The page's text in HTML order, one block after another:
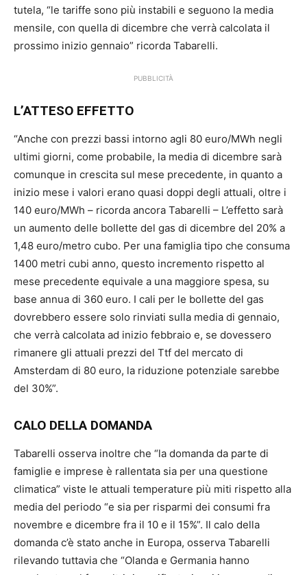
tutela, “le tariffe sono più instabili e seguono la media
mensile, con quella di dicembre che verrà calcolata il
prossimo inizio gennaio” ricorda Tabarelli.
PUBBLICITÀ
L’ATTESO EFFETTO
“Anche con prezzi bassi intorno agli 80 euro/MWh negli
ultimi giorni, come probabile, la media di dicembre sarà
comunque in crescita sul mese precedente, in quanto a
inizio mese i valori erano quasi doppi degli attuali, oltre i
140 euro/MWh – ricorda ancora Tabarelli – L’effetto sarà
un aumento delle bollette del gas di dicembre del 20% a
1,48 euro/metro cubo. Per una famiglia tipo che consuma
1400 metri cubi anno, questo incremento rispetto al
mese precedente equivale a una maggiore spesa, su
base annua di 360 euro. I cali per le bollette del gas
dovrebbero essere solo rinviati sulla media di gennaio,
che verrà calcolata ad inizio febbraio e, se dovessero
rimanere gli attuali prezzi del Ttf del mercato di
Amsterdam di 80 euro, la riduzione potenziale sarebbe
del 30%”.
CALO DELLA DOMANDA
Tabarelli osserva inoltre che “la domanda da parte di
famiglie e imprese è rallentata sia per una questione
climatica” viste le attuali temperature più miti rispetto alla
media del periodo “e sia per risparmi dei consumi fra
novembre e dicembre fra il 10 e il 15%”. Il calo della
domanda c’è stato anche in Europa, osserva Tabarelli
rilevando tuttavia che “Olanda e Germania hanno